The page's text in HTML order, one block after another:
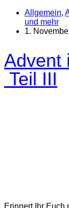
Allgemein,
und mehr
1.
Advent
Teil III
Erinnert Ihr Euch